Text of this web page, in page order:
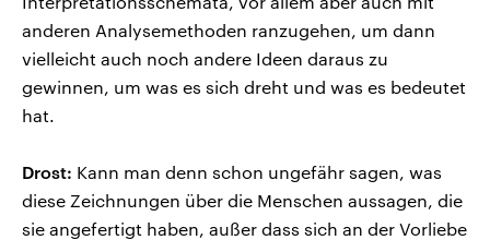
anderen Analysemethoden ranzugehen, um dann
vielleicht auch noch andere Ideen daraus zu
gewinnen, um was es sich dreht und was es bedeutet
hat.
Drost: Kann man denn schon ungefähr sagen, was
diese Zeichnungen über die Menschen aussagen, die
sie angefertigt haben, außer dass sich an der Vorliebe